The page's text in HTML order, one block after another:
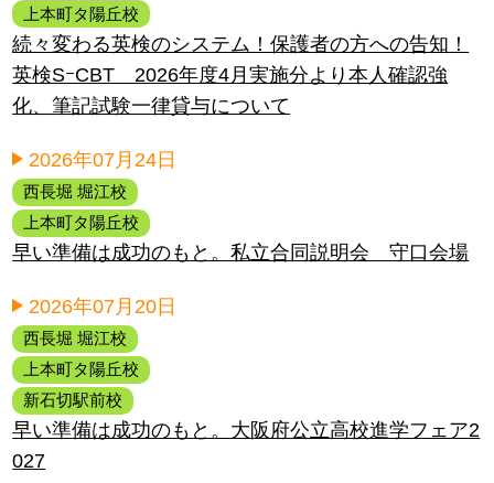
上本町タ陽丘校
続々変わる英検のシステム！保護者の方への告知！
英検SｰCBT 2026年度4月実施分より本人確認強
化、筆記試験一律貸与について
2026年07月24日
西長堀 堀江校
上本町タ陽丘校
早い準備は成功のもと。私立合同説明会 守口会場
2026年07月20日
西長堀 堀江校
上本町タ陽丘校
新石切駅前校
早い準備は成功のもと。大阪府公立高校進学フェア2
027